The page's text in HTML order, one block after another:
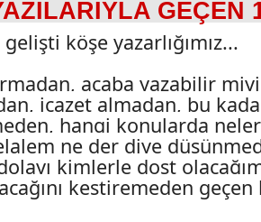
GEÇEN
köşe yazarlığımız...
acaba yazabilir
icazet almadan, bu
hangi konularda neler
ne der diye
kimlerle dost
kestiremeden